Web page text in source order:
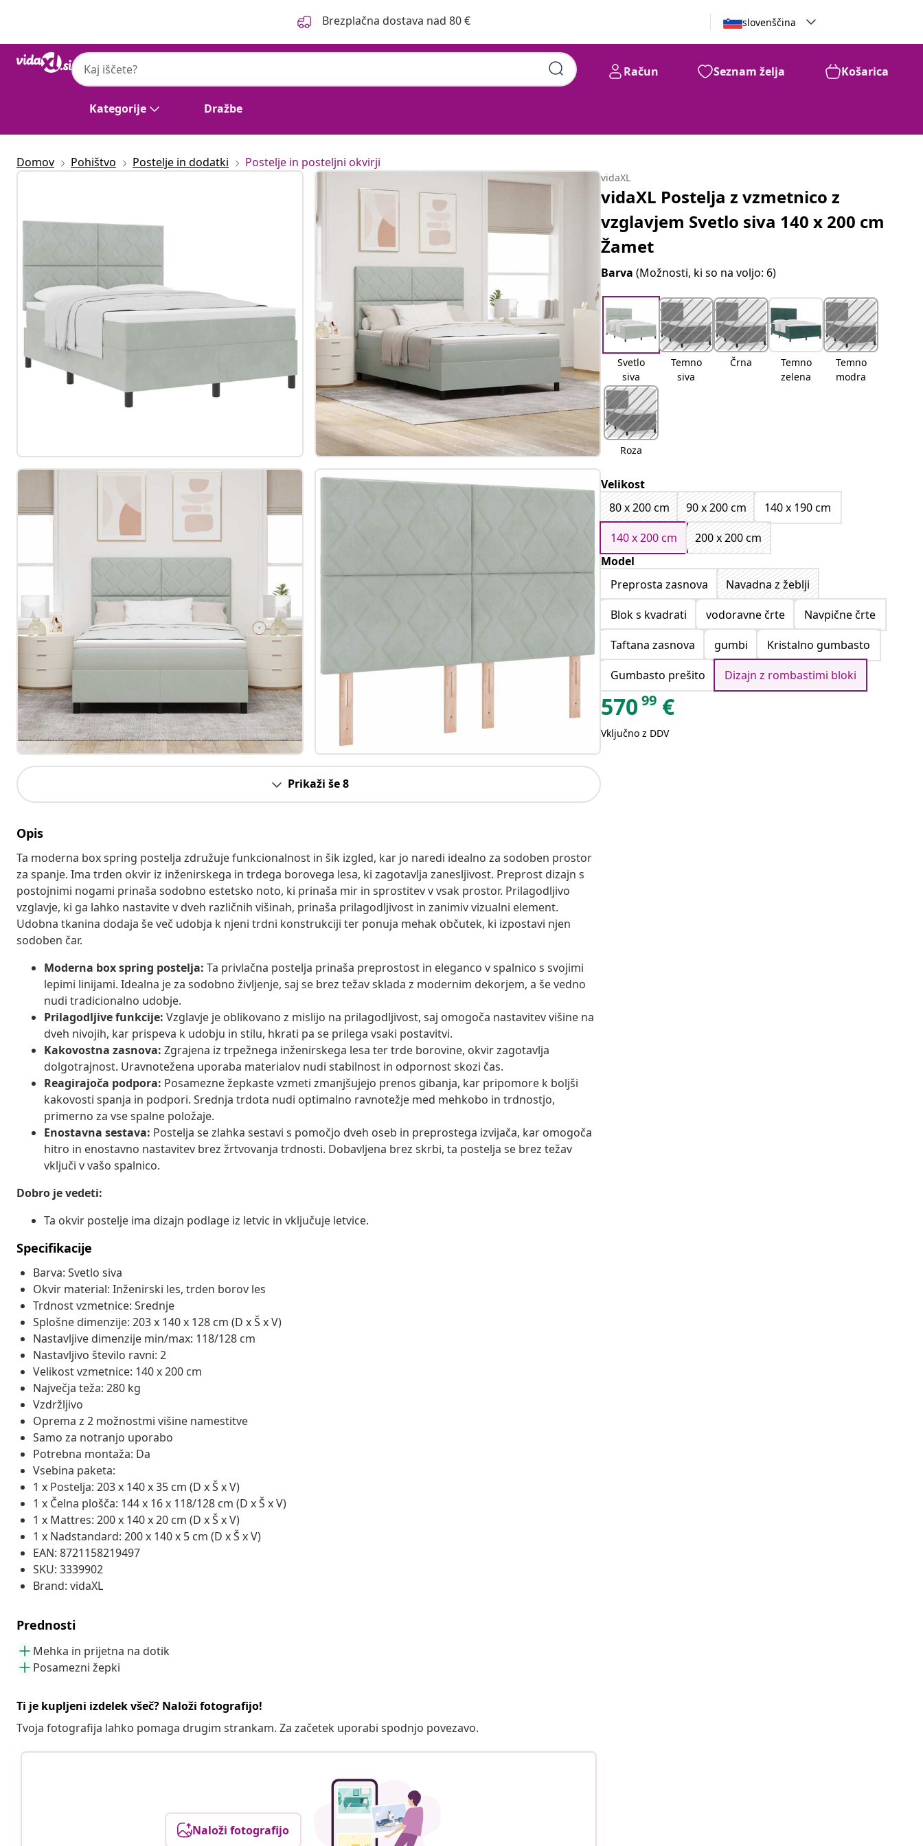
Brezplačna dostava nad 80 € slovenščina
Kategorije Dražbe
Račun Seznam želja Košarica
Domov Pohištvo Postelje in dodatki Postelje in posteljni okvirji
Prikaži še 8
Opis
Ta moderna box spring postelja združuje funkcionalnost in šik izgled, kar jo naredi idealno za sodoben prostor
za spanje. Ima trden okvir iz inženirskega in trdega borovega lesa, ki zagotavlja zanesljivost. Preprost dizajn s
postojnimi nogami prinaša sodobno estetsko noto, ki prinaša mir in sprostitev v vsak prostor. Prilagodljivo
vzglavje, ki ga lahko nastavite v dveh različnih višinah, prinaša prilagodljivost in zanimiv vizualni element.
Udobna tkanina dodaja še več udobja k njeni trdni konstrukciji ter ponuja mehak občutek, ki izpostavi njen
sodoben čar.
Moderna box spring postelja: Ta privlačna postelja prinaša preprostost in eleganco v spalnico s svojimi
lepimi linijami. Idealna je za sodobno življenje, saj se brez težav sklada z modernim dekorjem, a še vedno
nudi tradicionalno udobje.
Prilagodljive funkcije: Vzglavje je oblikovano z mislijo na prilagodljivost, saj omogoča nastavitev višine na
dveh nivojih, kar prispeva k udobju in stilu, hkrati pa se prilega vsaki postavitvi.
Kakovostna zasnova: Zgrajena iz trpežnega inženirskega lesa ter trde borovine, okvir zagotavlja
dolgotrajnost. Uravnotežena uporaba materialov nudi stabilnost in odpornost skozi čas.
Reagirajoča podpora: Posamezne žepkaste vzmeti zmanjšujejo prenos gibanja, kar pripomore k boljši
kakovosti spanja in podpori. Srednja trdota nudi optimalno ravnotežje med mehkobo in trdnostjo,
primerno za vse spalne položaje.
Enostavna sestava: Postelja se zlahka sestavi s pomočjo dveh oseb in preprostega izvijača, kar omogoča
hitro in enostavno nastavitev brez žrtvovanja trdnosti. Dobavljena brez skrbi, ta postelja se brez težav
vključi v vašo spalnico.
Dobro je vedeti:
Ta okvir postelje ima dizajn podlage iz letvic in vključuje letvice.
Specifikacije
Barva: Svetlo siva
Okvir material: Inženirski les, trden borov les
Trdnost vzmetnice: Srednje
Splošne dimenzije: 203 x 140 x 128 cm (D x Š x V)
Nastavljive dimenzije min/max: 118/128 cm
Nastavljivo število ravni: 2
Velikost vzmetnice: 140 x 200 cm
Največja teža: 280 kg
Vzdržljivo
Oprema z 2 možnostmi višine namestitve
Samo za notranjo uporabo
Potrebna montaža: Da
Vsebina paketa:
1 x Postelja: 203 x 140 x 35 cm (D x Š x V)
1 x Čelna plošča: 144 x 16 x 118/128 cm (D x Š x V)
1 x Mattres: 200 x 140 x 20 cm (D x Š x V)
1 x Nadstandard: 200 x 140 x 5 cm (D x Š x V)
EAN: 8721158219497
SKU: 3339902
Brand: vidaXL
Prednosti
Mehka in prijetna na dotik
Posamezni žepki
Ti je kupljeni izdelek všeč? Naloži fotografijo!
Tvoja fotografija lahko pomaga drugim strankam. Za začetek uporabi spodnjo povezavo.
Naloži fotografijo
vidaXL
vidaXL Postelja z vzmetnico z
vzglavjem Svetlo siva 140 x 200 cm
Žamet
Barva(Možnosti, ki so na voljo: 6)
Svetlo
siva
Temno
siva
Črna
Temno
zelena
Temno
modra
Roza
Velikost
80 x 200 cm
90 x 200 cm
140 x 190 cm
140 x 200 cm
200 x 200 cm
Model
Preprosta zasnova
Navadna z žeblji
Blok s kvadrati
vodoravne črte
Navpične črte
Taftana zasnova
gumbi
Kristalno gumbasto
Gumbasto prešito
Dizajn z rombastimi bloki
57099 €
Vključno z DDV